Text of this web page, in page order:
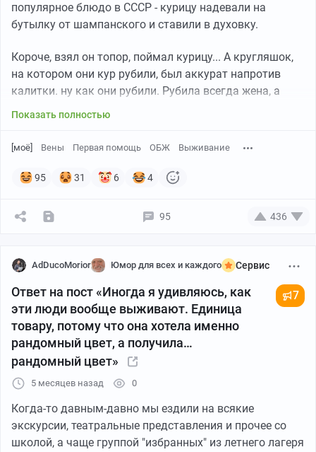
популярное блюдо в СССР - курицу надевали на
бутылку от шампанского и ставили в духовку.
Короче, взял он топор, поймал курицу... А кругляшок,
на котором они кур рубили, был аккурат напротив
калитки. ну как они рубили. Рубила всегда жена, а
муж в это время находил повод уйти в сарай или в
участвовал и понятия не имел, как оно вообще
примерился и как жахнет топором! Голова отлетела,
головы крыльями хлопает. От такой картины глава
семьи повалился в обморок.
И тут с работы возвращается жена. Смотрит - калитка
настежь, лежит еённый мужик весь в крови, а рядом
топор валяется. Она рассказывала: У меня ноги
ватные стали - Убили!!! Подхожу к нему, всю трясёт,
наклоняюсь - Срёж, ты живой хоть? А он не отвечает.
Я, - говорит, - как заору! И сама рядом бухнулась. На
крик соседи прибежали, вызвали милицию и
"скорую"...
Короче над ними потом ещё года два все соседи
потешались, а курицу ту они нашли - она убежала к
соседям в огород и там померла окончательно.
Показать полностью
[моё] Вены Первая помощь ОБЖ Выживание
95 31 6 4
95 436
AdDucoMorior Юмор для всех и каждого Сервис
Ответ на пост «Иногда я удивляюсь, как
эти люди вообще выживают. Единица
товару, потому что она хотела именно
рандомный цвет, а получила…
рандомный цвет»
7
5 месяцев назад 0
Когда-то давным-давно мы ездили на всякие
экскурсии, театральные представления и прочее со
школой, а чаще группой "избранных" из летнего лагеря